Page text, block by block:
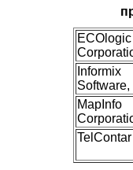
ECOlogic
Informix
Software,
MapInfo
TelContar